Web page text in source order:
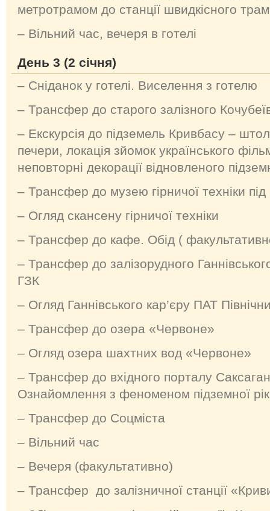
метротрамом до станції швидкісного
– Вільний час, вечеря в готелі
День 3 (2 січня)
– Сніданок у готелі. Виселення з готелю
– Трансфер до старого залізного
– Екскурсія до підземель Кривбасу –
печери, локація зйомок українського
неповторні декорації відновленого
– Трансфер до музею гірничої техніки
– Огляд скансену гірничої техніки
– Трансфер до кафе. Обід (
– Трансфер до залізорудного
ГЗК
– Огляд Ганнівського кар’єру ПАТ
– Трансфер до озера «Червоне»
– Огляд озера шахтних вод «Червоне»
– Трансфер до вхідного порталу
Ознайомлення з феноменом підземної
– Трансфер до Соцміста
– Вільний час
– Вечеря (факультативно)
– Трансфер до залізничної станції